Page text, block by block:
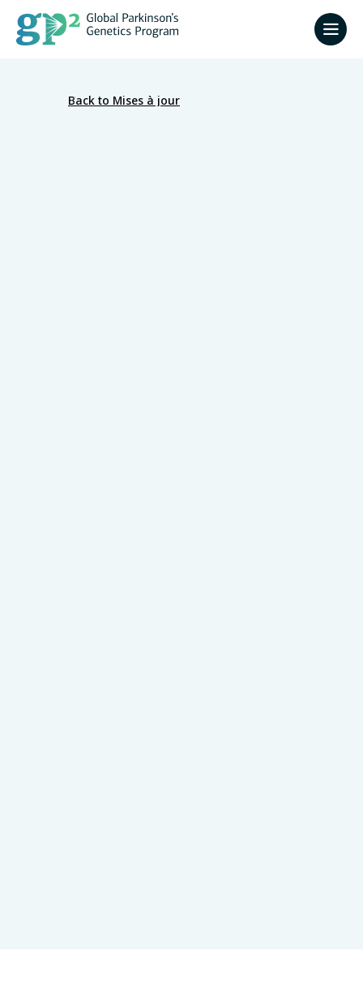
Back to Mises à jour